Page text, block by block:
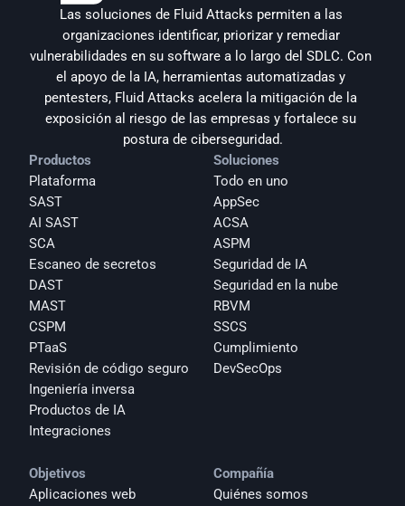
Las soluciones de Fluid Attacks permiten a las
organizaciones identificar, priorizar y remediar
vulnerabilidades en su software a lo largo del SDLC. Con
el apoyo de la IA, herramientas automatizadas y
pentesters, Fluid Attacks acelera la mitigación de la
exposición al riesgo de las empresas y fortalece su
postura de ciberseguridad.
Productos
Plataforma
SAST
AI SAST
SCA
Escaneo de secretos
DAST
MAST
CSPM
PTaaS
Revisión de código seguro
Ingeniería inversa
Productos de IA
Integraciones
Soluciones
Todo en uno
AppSec
ACSA
ASPM
Seguridad de IA
Seguridad en la nube
RBVM
SSCS
Cumplimiento
DevSecOps
Objetivos
Aplicaciones web
Compañía
Quiénes somos